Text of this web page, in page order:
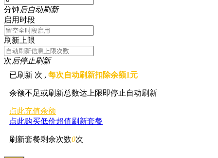
分钟后自动刷新
启用时段
刷新上限
次后停止刷新
已刷新 次 ,每次自动刷新扣除余额1元
余额不足或刷新总数达上限即停止自动刷新
点此充值余额
点此购买低价超值刷新套餐
刷新套餐剩余次数0次